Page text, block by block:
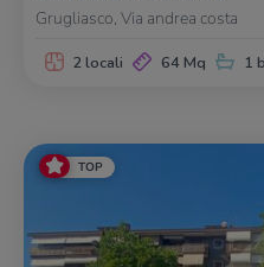
Grugliasco, Via andrea costa
2 locali 64 Mq 1
TOP